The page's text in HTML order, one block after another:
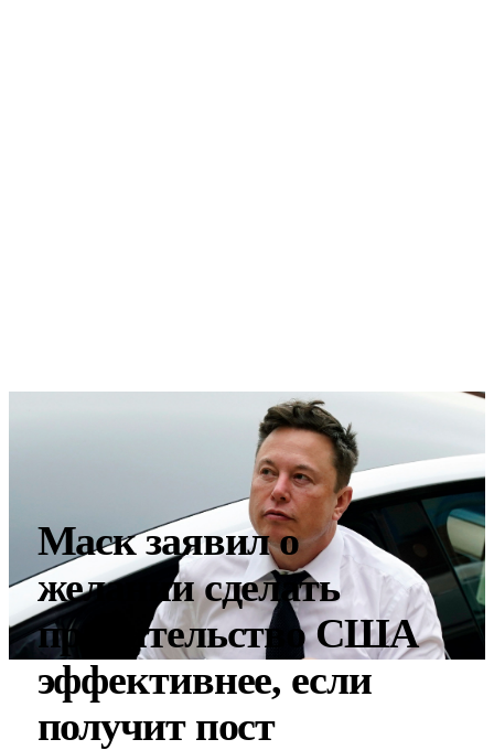
Маск заявил о
желании сделать
правительство США
эффективнее, если
получит пост